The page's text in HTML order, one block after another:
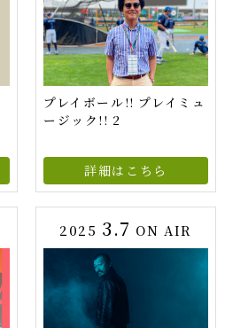
プレイボール!! プレイミュ
ージック!! 2
詳細はこちら
2025 3.7 ON AIR